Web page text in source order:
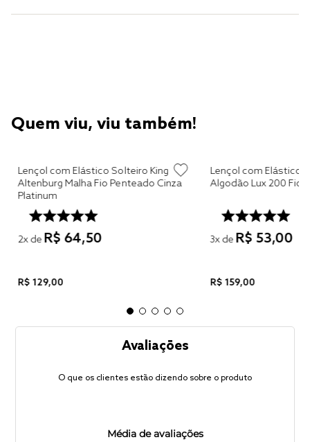
Quem viu, viu também!
Lençol com Elástico Solteiro King
Altenburg Malha Fio Penteado Cinza
Platinum
2x de R$ 64,50
R$ 129,00
Lençol com Elástico Solteiro
3x de R$ 53,00
R$ 159,00
Avaliações
O que os clientes estão dizendo sobre o produto
Média de avaliações